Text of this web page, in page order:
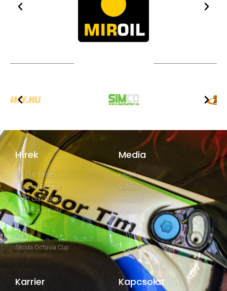
Hírek
GT Cup Series
Clio Cup Europe
Swift Cup Europe
Szilveszter Rally
Rally2
Rally3
Skoda Octavia Cup
Media
Képek
Video
Youtube
Facebook
Karrier Kapcsolat